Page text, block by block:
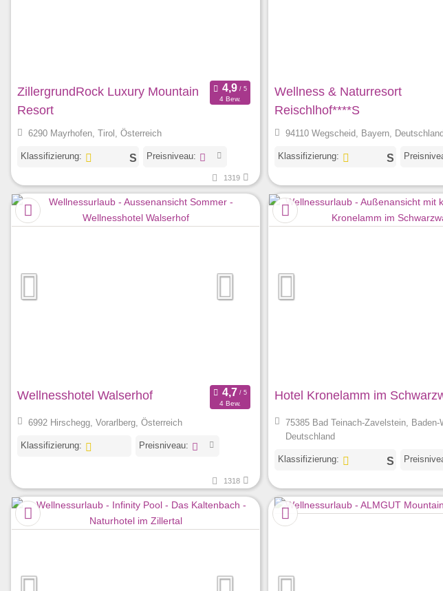
ZillergrundRock Luxury Mountain
Resort
4 Bew.
6290 Mayrhofen, Tirol, Österreich
Klassifizierung: Preisniveau:
1319
Wellness & Naturresort
Reischlhof****S
94110 Wegscheid, Bayern, Deutschland
Klassifizierung:
Wellnesshotel Walserhof
4 Bew.
6992 Hirschegg, Vorarlberg, Österreich
Klassifizierung: Preisniveau:
1318
Hotel Kronelamm im
75385 Bad Teinach-Zavelstein, Baden-
Deutschland
Klassifizierung: